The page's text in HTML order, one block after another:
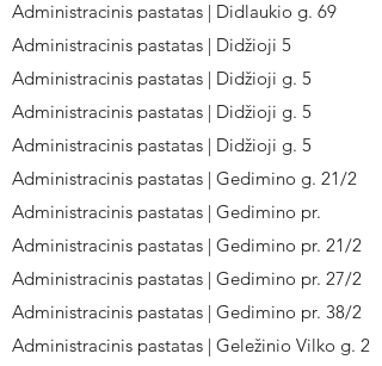
Administracinis pastatas | Didlaukio g. 69
Administracinis pastatas | Didžioji 5
Administracinis pastatas | Didžioji g. 5
Administracinis pastatas | Didžioji g. 5
Administracinis pastatas | Didžioji g. 5
Administracinis pastatas | Gedimino g. 21/2
Administracinis pastatas | Gedimino pr.
Administracinis pastatas | Gedimino pr. 21/2
Administracinis pastatas | Gedimino pr. 27/2
Administracinis pastatas | Gedimino pr. 38/2
Administracinis pastatas | Geležinio Vilko g. 2